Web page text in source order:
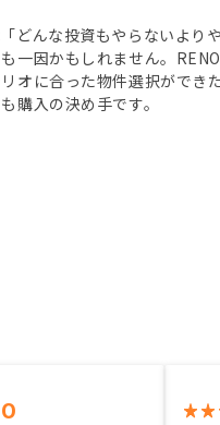
どんな投資もやらないより
一因かもしれません。
オに合った物件選択がで
購入の決め手です。